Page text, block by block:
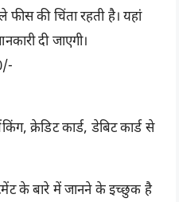
फीस की चिंता रहती है। यहां
दी जाएगी।
क्रेडिट कार्ड, डेबिट कार्ड से
के बारे में जानने के इच्छुक है